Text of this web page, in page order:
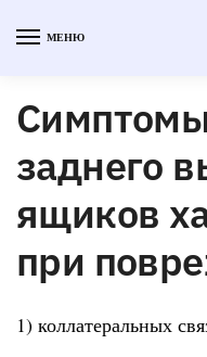
МЕНЮ
заднего
ящиков
при
1) коллатеральных